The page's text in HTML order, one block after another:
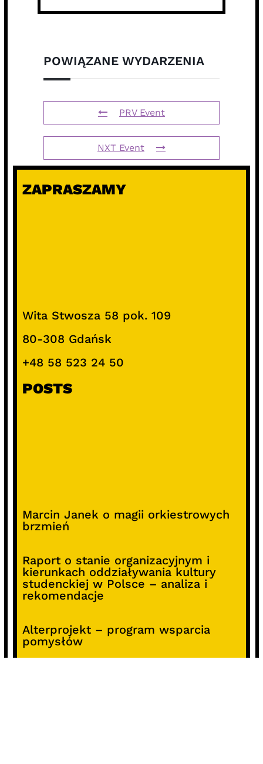
POWIĄZANE WYDARZENIA
PRV Event
NXT Event
ZAPRASZAMY
Wita Stwosza 58 pok. 109
80-308 Gdańsk
+48 58 523 24 50
POSTS
Marcin Janek o magii orkiestrowych
brzmień
Raport o stanie organizacyjnym i
kierunkach oddziaływania kultury
studenckiej w Polsce – analiza i
rekomendacje
Alterprojekt – program wsparcia
pomysłów